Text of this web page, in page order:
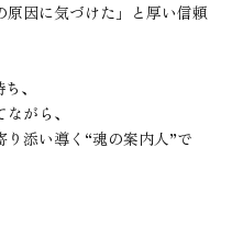
原因に気づけた」と厚い信頼
、
がら、
添い導く“魂の案内人”で